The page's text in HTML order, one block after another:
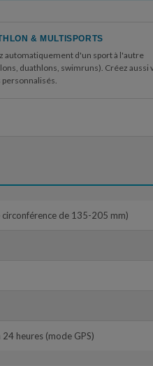
& MULTISPORTS
automatiquement d'un sport à l'autre
duathlons, swimruns). Créez aussi
de 135-205 mm)
heures (mode GPS)